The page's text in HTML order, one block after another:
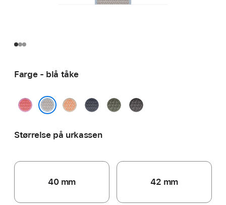
Farge - blå tåke
lys guava kantaluppmelon
ankerblåskogsgrønn
mørk
Størrelse på urkassen
40 mm 42 mm